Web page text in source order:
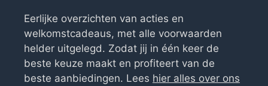
Eerlijke overzichten van acties en
welkomstcadeaus, met alle voorwaarden
helder uitgelegd. Zodat jij in één keer de
beste keuze maakt en profiteert van de
beste aanbiedingen. Lees hier alles over ons